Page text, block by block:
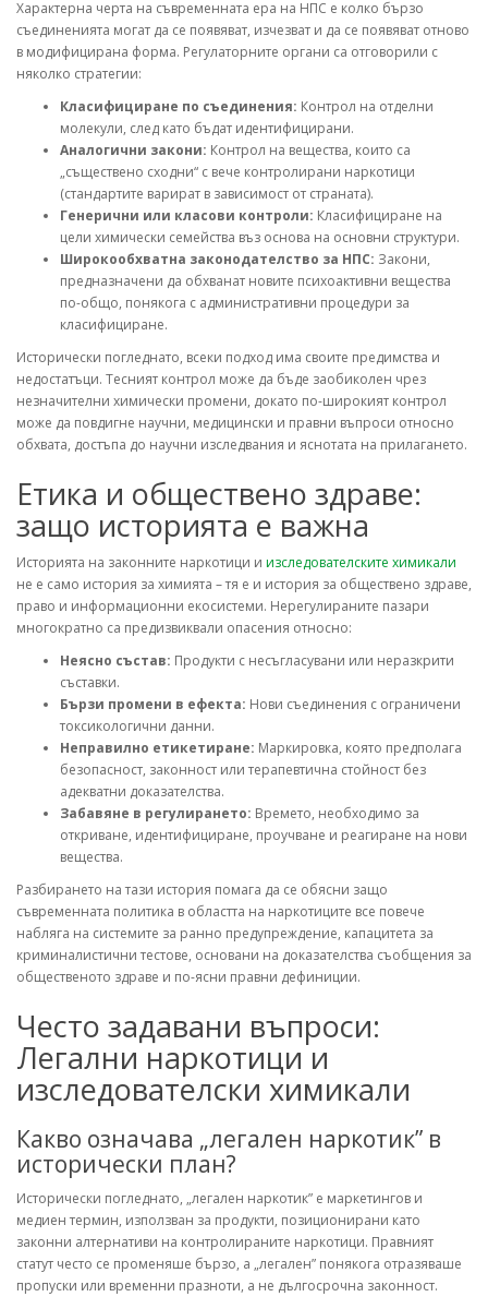
Характерна черта на съвременната ера на НПС е колко бързо
съединенията могат да се появяват, изчезват и да се появяват отново
в модифицирана форма. Регулаторните органи са отговорили с
няколко стратегии:
Класифициране по съединения: Контрол на отделни
молекули, след като бъдат идентифицирани.
Аналогични закони: Контрол на вещества, които са
„съществено сходни“ с вече контролирани наркотици
(стандартите варират в зависимост от страната).
Генерични или класови контроли: Класифициране на
цели химически семейства въз основа на основни структури.
Широкообхватна законодателство за НПС: Закони,
предназначени да обхванат новите психоактивни вещества
по-общо, понякога с административни процедури за
класифициране.
Исторически погледнато, всеки подход има своите предимства и
недостатъци. Тесният контрол може да бъде заобиколен чрез
незначителни химически промени, докато по-широкият контрол
може да повдигне научни, медицински и правни въпроси относно
обхвата, достъпа до научни изследвания и яснотата на прилагането.
Етика и обществено здраве:
защо историята е важна
Историята на законните наркотици и изследователските химикали
не е само история за химията – тя е и история за обществено здраве,
право и информационни екосистеми. Нерегулираните пазари
многократно са предизвиквали опасения относно:
Неясно състав: Продукти с несъгласувани или неразкрити
съставки.
Бързи промени в ефекта: Нови съединения с ограничени
токсикологични данни.
Неправилно етикетиране: Маркировка, която предполага
безопасност, законност или терапевтична стойност без
адекватни доказателства.
Забавяне в регулирането: Времето, необходимо за
откриване, идентифициране, проучване и реагиране на нови
вещества.
Разбирането на тази история помага да се обясни защо
съвременната политика в областта на наркотиците все повече
набляга на системите за ранно предупреждение, капацитета за
криминалистични тестове, основани на доказателства съобщения за
общественото здраве и по-ясни правни дефиниции.
Често задавани въпроси:
Легални наркотици и
изследователски химикали
Какво означава „легален наркотик” в
исторически план?
Исторически погледнато, „легален наркотик” е маркетингов и
медиен термин, използван за продукти, позиционирани като
законни алтернативи на контролираните наркотици. Правният
статут често се променяше бързо, а „легален” понякога отразяваше
пропуски или временни празноти, а не дългосрочна законност.